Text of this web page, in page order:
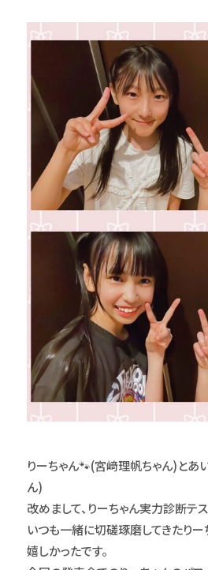
りーちゃん🐾(宮﨑理帆ちゃん)とあ
ん)
改めまして、りーちゃん実力診断テ
いつも一緒に切磋琢磨してきたり
嬉しかったです。